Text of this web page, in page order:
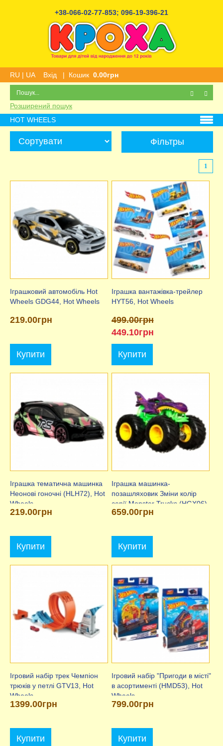
+38-066-02-77-853; 096-19-396-21
RU | UA Вхід | Кошик 0.00грн
Розширений пошук
HOT WHEELS
Фільтры
1
Іграшковий автомобіль Hot
Wheels GDG44, Hot Wheels
219.00грн
Купити
Іграшка вантажівка-трейлер
HYT56, Hot Wheels
499.00грн
449.10грн
Купити
Іграшка тематична машинка
Неонові гоночні (HLH72), Hot
Wheels
219.00грн
Купити
Іграшка машинка-
позашляховик Зміни колір
серії Monster Trucks (HGX06),
Hot Wheels
659.00грн
Купити
Ігровий набір трек Чемпіон
трюків у петлі GTV13, Hot
Wheels
1399.00грн
Купити
Ігровий набір "Пригоди в місті"
в асортименті (HMD53), Hot
Wheels
799.00грн
Купити